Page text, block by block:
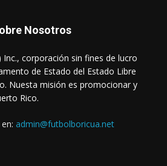
Nosotros
Inc., corporación sin fines de lucro
de Estado del Estado Libre
Nuesta misión es promocionar y
Rico.
admin@futbolboricua.net